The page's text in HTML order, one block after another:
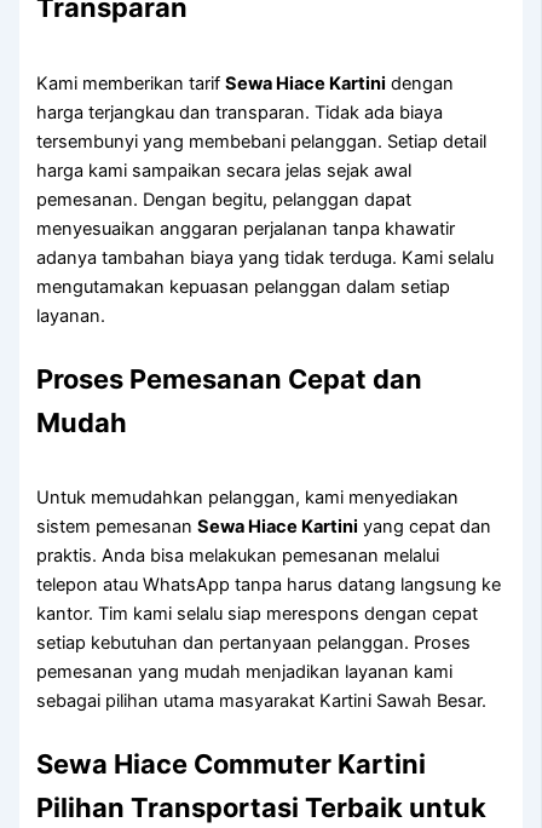
Transparan
Kami memberikan tarifSewa Hiace Kartini dengan
harga terjangkau dan transparan. Tidak ada biaya
tersembunyi yang membebani pelanggan. Setiap detail
harga kami sampaikan secara jelas sejak awal
pemesanan. Dengan begitu, pelanggan dapat
menyesuaikan anggaran perjalanan tanpa khawatir
adanya tambahan biaya yang tidak terduga. Kami selalu
mengutamakan kepuasan pelanggan dalam setiap
layanan.
Proses Pemesanan Cepat dan
Mudah
Untuk memudahkan pelanggan, kami menyediakan
sistem pemesananSewa Hiace Kartini yang cepat dan
praktis. Anda bisa melakukan pemesanan melalui
telepon atau WhatsApp tanpa harus datang langsung ke
kantor. Tim kami selalu siap merespons dengan cepat
setiap kebutuhan dan pertanyaan pelanggan. Proses
pemesanan yang mudah menjadikan layanan kami
sebagai pilihan utama masyarakat Kartini Sawah Besar.
Sewa Hiace Commuter Kartini
Pilihan Transportasi Terbaik untuk